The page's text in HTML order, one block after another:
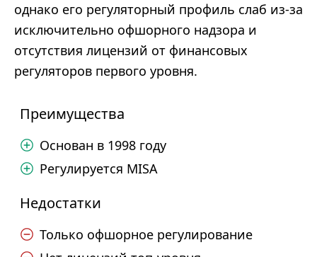
однако его регуляторный профиль слаб из-за
исключительно офшорного надзора и
отсутствия лицензий от финансовых
регуляторов первого уровня.
Преимущества
Основан в 1998 году
Регулируется MISA
Недостатки
Только офшорное регулирование